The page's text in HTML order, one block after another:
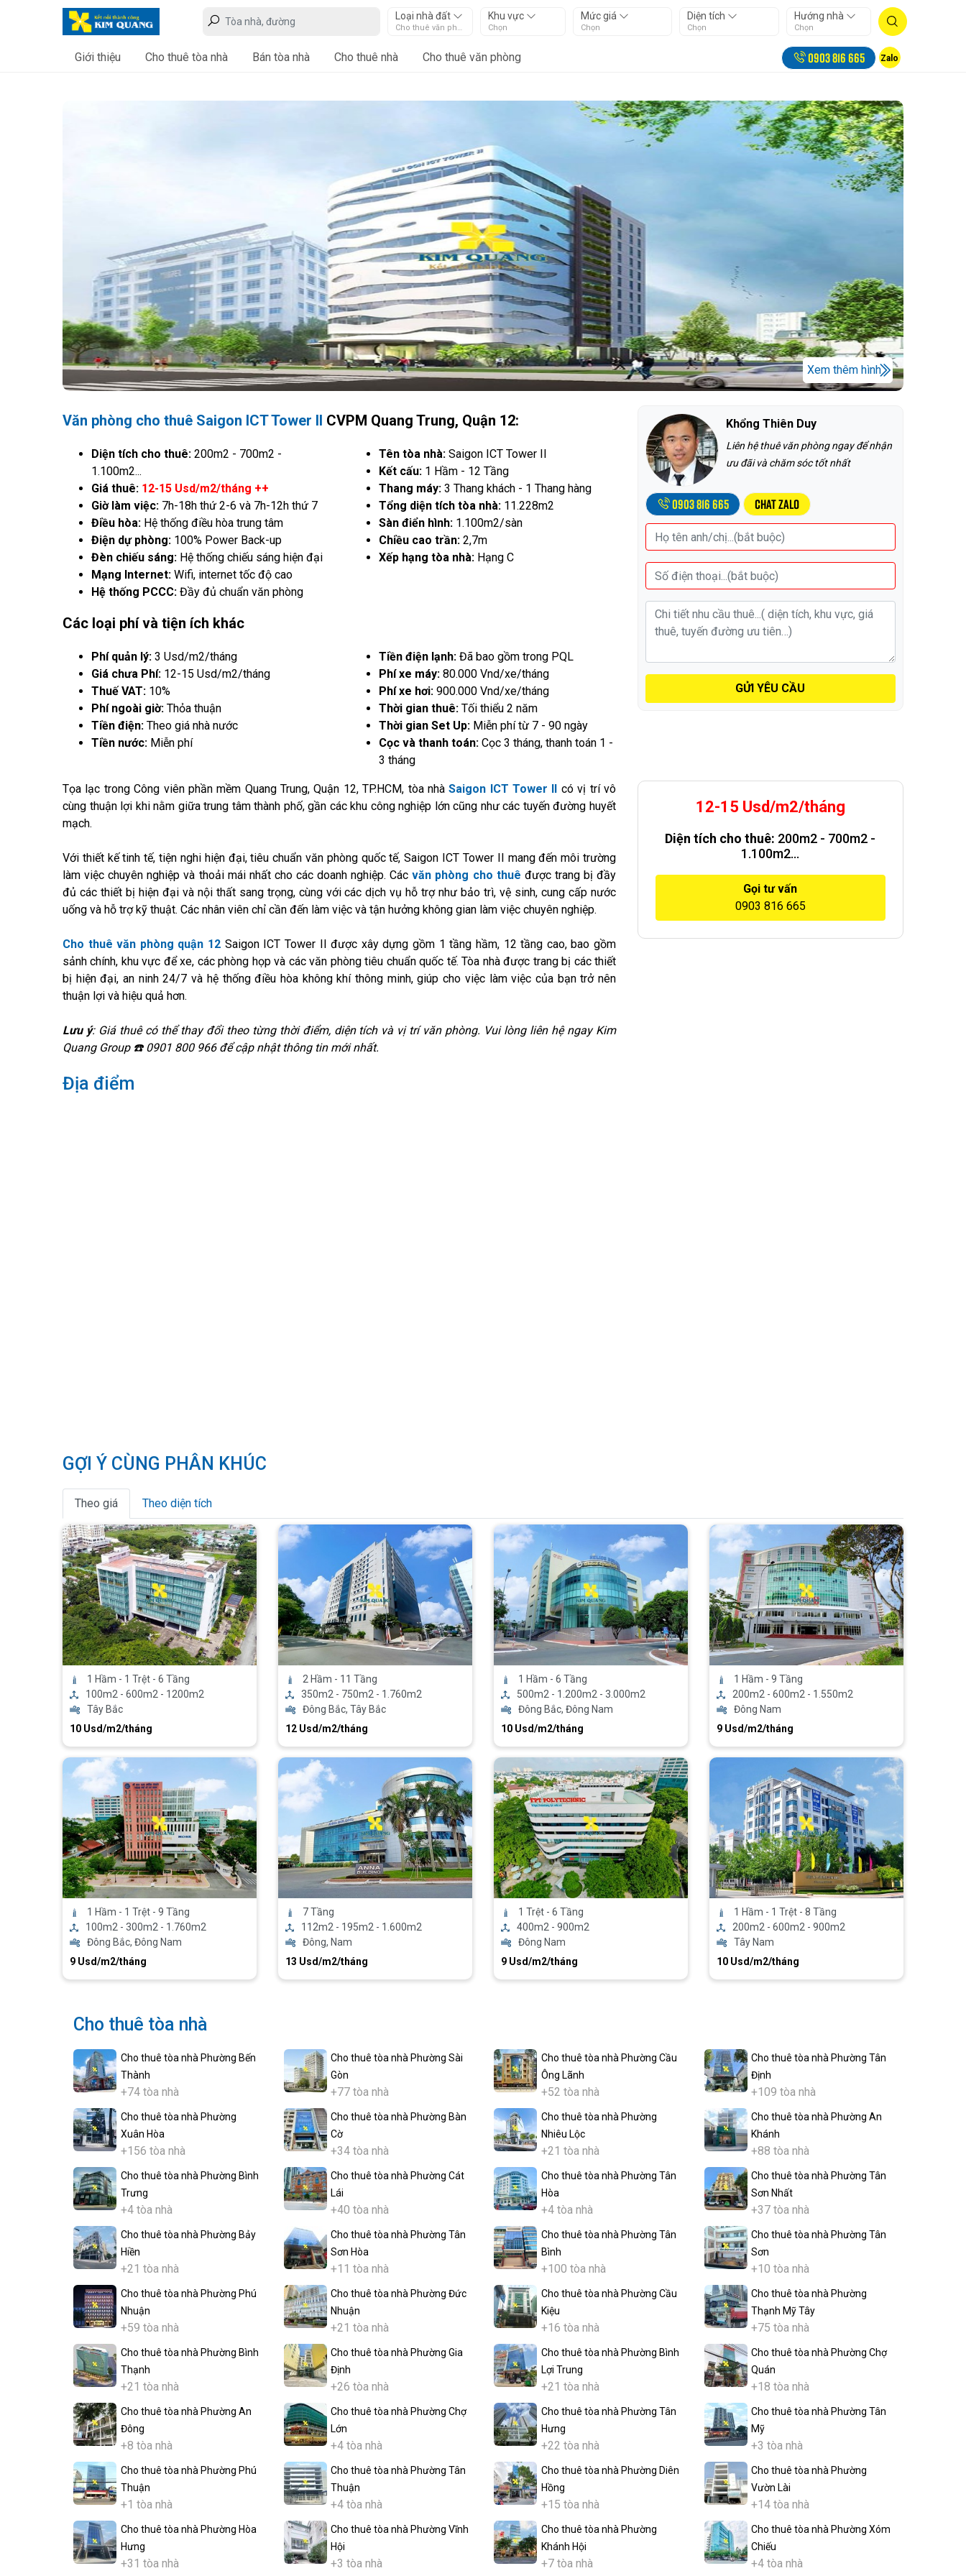
Loại nhà đất
Cho thuê văn phòng
Khu vực
Chọn
Mức giá
Chọn
Diện tích
Chọn
Hướng nhà
Chọn
Giới thiệu Cho thuê tòa nhà Bán tòa nhà Cho thuê nhà Cho thuê văn phòng 0903 816 665 Zalo
Xem thêm hình
Văn phòng cho thuê Saigon ICT Tower II CVPM Quang Trung, Quận 12:
Diện tích cho thuê: 200m2 - 700m2 -
1.100m2...
Giá thuê: 12-15 Usd/m2/tháng ++
Giờ làm việc: 7h-18h thứ 2-6 và 7h-12h thứ 7
Điều hòa: Hệ thống điều hòa trung tâm
Điện dự phòng: 100% Power Back-up
Đèn chiếu sáng: Hệ thống chiếu sáng hiện đại
Mạng Internet: Wifi, internet tốc độ cao
Hệ thống PCCC: Đầy đủ chuẩn văn phòng
Tên tòa nhà: Saigon ICT Tower II
Kết cấu: 1 Hầm - 12 Tầng
Thang máy: 3 Thang khách - 1 Thang hàng
Tổng diện tích tòa nhà: 11.228m2
Sàn điển hình: 1.100m2/sàn
Chiều cao trần: 2,7m
Xếp hạng tòa nhà: Hạng C
Các loại phí và tiện ích khác
Phí quản lý: 3 Usd/m2/tháng
Giá chưa Phí: 12-15 Usd/m2/tháng
Thuế VAT: 10%
Phí ngoài giờ: Thỏa thuận
Tiền điện: Theo giá nhà nước
Tiền nước: Miễn phí
Tiền điện lạnh: Đã bao gồm trong PQL
Phí xe máy: 80.000 Vnd/xe/tháng
Phí xe hơi: 900.000 Vnd/xe/tháng
Thời gian thuê: Tối thiểu 2 năm
Thời gian Set Up: Miễn phí từ 7 - 90 ngày
Cọc và thanh toán: Cọc 3 tháng, thanh toán 1 -
3 tháng
Khổng Thiên Duy
Liên hệ thuê văn phòng ngay để nhận
ưu đãi và chăm sóc tốt nhất
0903 816 665 Chat Zalo
GỬI YÊU CẦU
Tọa lạc trong Công viên phần mềm Quang Trung, Quận 12, TP.HCM, tòa nhàSaigon ICT Tower II có vị trí vô
cùng thuận lợi khi nằm giữa trung tâm thành phố, gần các khu công nghiệp lớn cũng như các tuyến đường huyết
mạch.
Với thiết kế tinh tế, tiện nghi hiện đại, tiêu chuẩn văn phòng quốc tế, Saigon ICT Tower II mang đến môi trường
làm việc chuyên nghiệp và thoải mái nhất cho các doanh nghiệp. Cácvăn phòng cho thuê được trang bị đầy
đủ các thiết bị hiện đại và nội thất sang trọng, cùng với các dịch vụ hỗ trợ như bảo trì, vệ sinh, cung cấp nước
uống và hỗ trợ kỹ thuật. Các nhân viên chỉ cần đến làm việc và tận hưởng không gian làm việc chuyên nghiệp.
Cho thuê văn phòng quận 12 Saigon ICT Tower II được xây dựng gồm 1 tầng hầm, 12 tầng cao, bao gồm
sảnh chính, khu vực để xe, các phòng họp và các văn phòng tiêu chuẩn quốc tế. Tòa nhà được trang bị các thiết
bị hiện đại, an ninh 24/7 và hệ thống điều hòa không khí thông minh, giúp cho việc làm việc của bạn trở nên
thuận lợi và hiệu quả hơn.
Lưu ý: Giá thuê có thể thay đổi theo từng thời điểm, diện tích và vị trí văn phòng. Vui lòng liên hệ ngay Kim
Quang Group ☎️ 0901 800 966 để cập nhật thông tin mới nhất.
12-15 Usd/m2/tháng
Diện tích cho thuê: 200m2 - 700m2 -
1.100m2...
Gọi tư vấn
0903 816 665
Địa điểm
GỢI Ý CÙNG PHÂN KHÚC
Theo giá Theo diện tích
1 Hầm - 1 Trệt - 6 Tầng
100m2 - 600m2 - 1200m2
Tây Bắc
10 Usd/m2/tháng
2 Hầm - 11 Tầng
350m2 - 750m2 - 1.760m2
Đông Bắc, Tây Bắc
12 Usd/m2/tháng
1 Hầm - 6 Tầng
500m2 - 1.200m2 - 3.000m2
Đông Bắc, Đông Nam
10 Usd/m2/tháng
1 Hầm - 9 Tầng
200m2 - 600m2 - 1.550m2
Đông Nam
9 Usd/m2/tháng
1 Hầm - 1 Trệt - 9 Tầng
100m2 - 300m2 - 1.760m2
Đông Bắc, Đông Nam
9 Usd/m2/tháng
7 Tầng
112m2 - 195m2 - 1.600m2
Đông, Nam
13 Usd/m2/tháng
1 Trệt - 6 Tầng
400m2 - 900m2
Đông Nam
9 Usd/m2/tháng
1 Hầm - 1 Trệt - 8 Tầng
200m2 - 600m2 - 900m2
Tây Nam
10 Usd/m2/tháng
Cho thuê tòa nhà
Cho thuê tòa nhà Phường Bến
Thành
+74 tòa nhà
Cho thuê tòa nhà Phường Sài
Gòn
+77 tòa nhà
Cho thuê tòa nhà Phường Cầu
Ông Lãnh
+52 tòa nhà
Cho thuê tòa nhà Phường Tân
Định
+109 tòa nhà
Cho thuê tòa nhà Phường
Xuân Hòa
+156 tòa nhà
Cho thuê tòa nhà Phường Bàn
Cờ
+34 tòa nhà
Cho thuê tòa nhà Phường
Nhiêu Lộc
+21 tòa nhà
Cho thuê tòa nhà Phường An
Khánh
+88 tòa nhà
Cho thuê tòa nhà Phường Bình
Trưng
+4 tòa nhà
Cho thuê tòa nhà Phường Cát
Lái
+40 tòa nhà
Cho thuê tòa nhà Phường Tân
Hòa
+4 tòa nhà
Cho thuê tòa nhà Phường Tân
Sơn Nhất
+37 tòa nhà
Cho thuê tòa nhà Phường Bảy
Hiền
+21 tòa nhà
Cho thuê tòa nhà Phường Tân
Sơn Hòa
+11 tòa nhà
Cho thuê tòa nhà Phường Tân
Bình
+100 tòa nhà
Cho thuê tòa nhà Phường Tân
Sơn
+10 tòa nhà
Cho thuê tòa nhà Phường Phú
Nhuận
+59 tòa nhà
Cho thuê tòa nhà Phường Đức
Nhuận
+21 tòa nhà
Cho thuê tòa nhà Phường Cầu
Kiệu
+16 tòa nhà
Cho thuê tòa nhà Phường
Thạnh Mỹ Tây
+75 tòa nhà
Cho thuê tòa nhà Phường Bình
Thạnh
+21 tòa nhà
Cho thuê tòa nhà Phường Gia
Định
+26 tòa nhà
Cho thuê tòa nhà Phường Bình
Lợi Trung
+21 tòa nhà
Cho thuê tòa nhà Phường Chợ
Quán
+18 tòa nhà
Cho thuê tòa nhà Phường An
Đông
+8 tòa nhà
Cho thuê tòa nhà Phường Chợ
Lớn
+4 tòa nhà
Cho thuê tòa nhà Phường Tân
Hưng
+22 tòa nhà
Cho thuê tòa nhà Phường Tân
Mỹ
+3 tòa nhà
Cho thuê tòa nhà Phường Phú
Thuận
+1 tòa nhà
Cho thuê tòa nhà Phường Tân
Thuận
+4 tòa nhà
Cho thuê tòa nhà Phường Diên
Hồng
+15 tòa nhà
Cho thuê tòa nhà Phường
Vườn Lài
+14 tòa nhà
Cho thuê tòa nhà Phường Hòa
Hưng
+31 tòa nhà
Cho thuê tòa nhà Phường Vĩnh
Hội
+3 tòa nhà
Cho thuê tòa nhà Phường
Khánh Hội
+7 tòa nhà
Cho thuê tòa nhà Phường Xóm
Chiếu
+4 tòa nhà